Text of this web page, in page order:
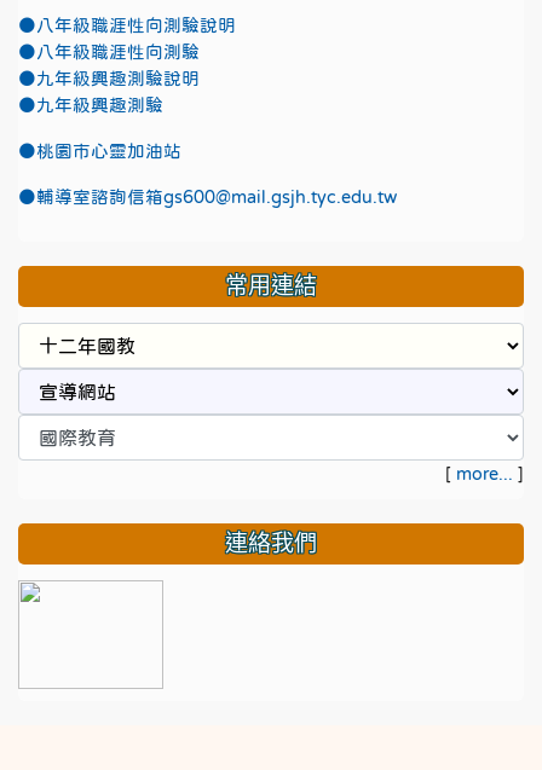
●八年級職涯性向測驗說明
●八年級職涯性向測驗
●九年級興趣測驗說明
●九年級興趣測驗
●桃園市心靈加油站
●輔導室諮詢信箱gs600@mail.gsjh.tyc.edu.tw
常用連結
[ more... ]
連絡我們